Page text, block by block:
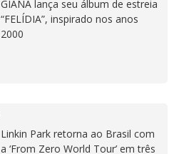
GIANA lança seu álbum de estreia
“FELÍDIA”, inspirado nos anos
2000
Linkin Park retorna ao Brasil com
a ‘From Zero World Tour’ em três